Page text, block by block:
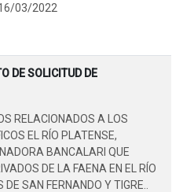
03/2022
DE SOLICITUD DE
RELACIONADOS A LOS
EL RÍO PLATENSE,
BANCALARI QUE
DE LA FAENA EN EL RÍO
SAN FERNANDO Y TIGRE..